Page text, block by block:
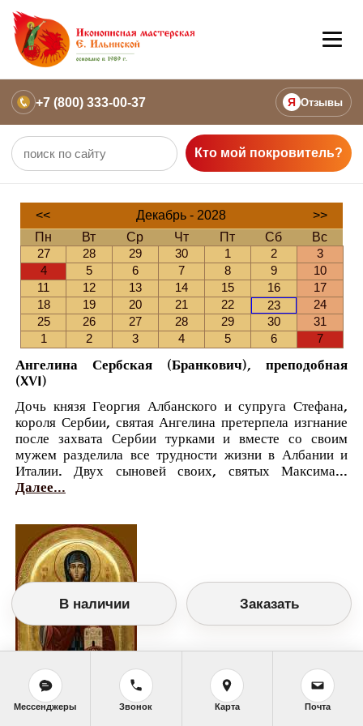
+7 (800) 333-00-37 Я Отзывы
Кто мой покровитель?
<< Декабрь - 2028
>>
Пн
Вт Ср Чт Пт Сб
Вс
27
28 29 30 1 2
3
4
5 6 7 8 9
10
11
12 13 14 15 16
17
18
19 20 21 22 23
24
25
26 27 28 29 30
31
1
2 3 4 5 6 7
Ангелина Сербская (Бранкович), преподобная
(XVI)
Дочь князя Георгия Албанского и супруга Стефана,
короля Сербии, святая Ангелина претерпела изгнание
после захвата Сербии турками и вместе со своим
мужем разделила все трудности жизни в Албании и
Италии. Двух сыновей своих, святых Максима...
Далее...
В наличии Заказать
Мессенджеры Звонок Карта Почта